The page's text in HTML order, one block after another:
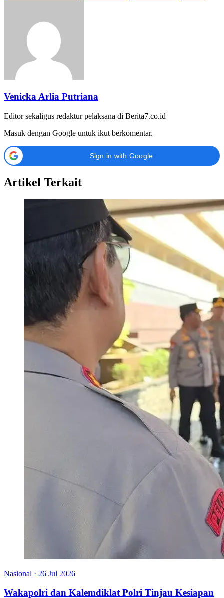
Venicka Arlia Putriana
Editor sekaligus redaktur pelaksana di Berita7.co.id
Masuk dengan Google untuk ikut berkomentar.
Sign in with Google
Artikel Terkait
Nasional · 26 Jul 2026
Wakapolri dan Kalemdiklat Polri Tinjau Kesiapan